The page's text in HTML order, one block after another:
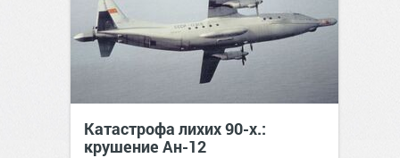
Катастрофа лихих 90-х.:
крушение Ан-12